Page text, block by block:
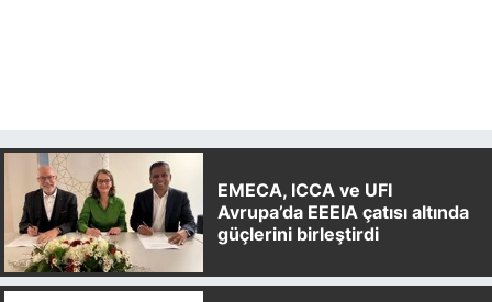
EMECA, ICCA ve UFI
Avrupa’da EEEIA çatısı altında
güçlerini birleştirdi